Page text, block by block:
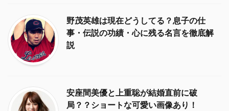
野茂英雄は現在どうしてる？息子の仕
事・伝説の功績・心に残る名言を徹底解
説
安座間美優と上重聡が結婚直前に破
局？？ショートな可愛い画像あり！